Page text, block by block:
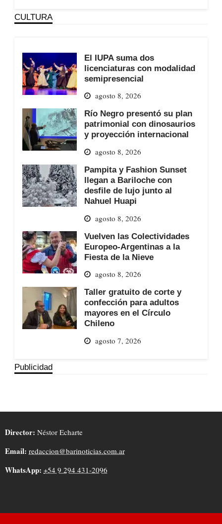
CULTURA
El IUPA suma dos
licenciaturas con modalidad
semipresencial
agosto 8, 2026
Río Negro presentó su plan
patrimonial con dinosaurios
y proyección internacional
agosto 8, 2026
Pampita y Fashion Sunset
llegan a Bariloche con
desfile de lujo junto al
Nahuel Huapi
agosto 8, 2026
Vuelven las Colectividades
Europeo-Argentinas a la
Fiesta de la Nieve
agosto 8, 2026
Taller gratuito de corte y
confección para adultos
mayores en el Círculo
Chileno
agosto 7, 2026
Publicidad
Director: Néstor Echarte
Email: redaccion@barinoticias.com.ar
WhatsApp: +54 9 294 431-2096